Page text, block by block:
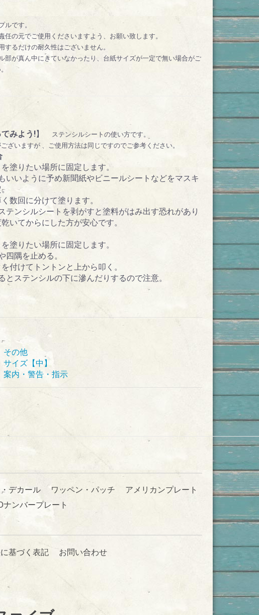
ルです。
任の元でご使用くださいますよう、お願い致します。
するだけの耐久性はございません。
部が真ん中にきていなかったり、台紙サイズが一定で無い場合がご
みよう!】
ステンシルシートの使い方です。
ざいますが 、ご使用方法は同じですのでご参考ください。
塗りたい場所に固定します。
いいように予め新聞紙やビニールシートなどをマスキ
数回に分けて塗ります。
ンシルシートを剥がすと塗料がはみ出す恐れがあり
いてからにした方が安心です。
塗りたい場所に固定します。
隅を止める。
付けてトントンと上から叩く。
ステンシルの下に滲んだりするので注意。
その他
サイズ【中】
案内・警告・指示
デカール ワッペン・パッチ
アメリカンプレート
ナンバープレート
基づく表記 お問い合わせ